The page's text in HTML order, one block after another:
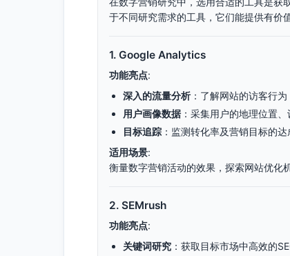
于不同研究需求的工具，它们能提供有价
1. Google Analytics
功能亮点:
深入的流量分析：了解网站的访客行为
用户画像数据：采集用户的地理位置、
目标追踪 ：监测转化率及营销目标的
适用场景:
衡量数字营销活动的效果，探索网站优化机
2. SEMrush
功能亮点:
关键词研究 ：获取目标市场中高效的